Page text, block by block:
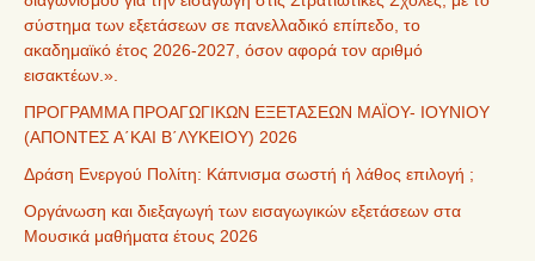
σύστημα των εξετάσεων σε πανελλαδικό επίπεδο, το
ακαδημαϊκό έτος 2026-2027, όσον αφορά τον αριθμό
εισακτέων.».
ΠΡΟΓΡΑΜΜΑ ΠΡΟΑΓΩΓΙΚΩΝ ΕΞΕΤΑΣΕΩΝ ΜΑΪΟΥ- ΙΟΥΝΙΟΥ
(ΑΠΟΝΤΕΣ Α΄ΚΑΙ Β΄ΛΥΚΕΙΟΥ) 2026
Δράση Ενεργού Πολίτη: Κάπνισμα σωστή ή λάθος επιλογή ;
Οργάνωση και διεξαγωγή των εισαγωγικών εξετάσεων στα
Μουσικά μαθήματα έτους 2026